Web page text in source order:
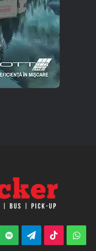
Spotify TelegramTikTok